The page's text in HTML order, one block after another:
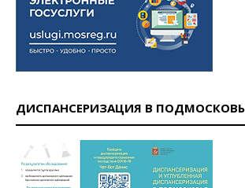
ДИСПАНСЕРИЗАЦИЯ В